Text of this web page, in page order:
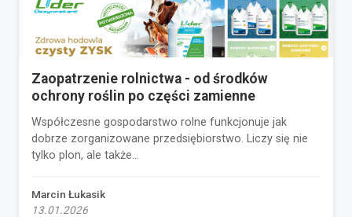
Zaopatrzenie rolnictwa - od środków
ochrony roślin po części zamienne
Współczesne gospodarstwo rolne funkcjonuje jak
dobrze zorganizowane przedsiębiorstwo. Liczy się nie
tylko plon, ale także...
Marcin Łukasik
13.01.2026